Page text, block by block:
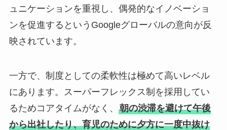
ュニケーションを重視し、偶発的なイノベーショ
ンを促進するというGoogleグローバルの意向が反
映されています。
一方で、制度としての柔軟性は極めて高いレベル
にあります。スーパーフレックス制を採用してい
るためコアタイムがなく、 朝の渋滞を避けて午後
から出社したり、育児のために夕方に一度中抜け